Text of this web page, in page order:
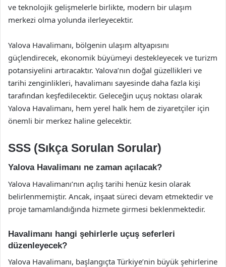
ve teknolojik gelişmelerle birlikte, modern bir ulaşım
merkezi olma yolunda ilerleyecektir.
Yalova Havalimanı, bölgenin ulaşım altyapısını
güçlendirecek, ekonomik büyümeyi destekleyecek ve turizm
potansiyelini artıracaktır. Yalova’nın doğal güzellikleri ve
tarihi zenginlikleri, havalimanı sayesinde daha fazla kişi
tarafından keşfedilecektir. Geleceğin uçuş noktası olarak
Yalova Havalimanı, hem yerel halk hem de ziyaretçiler için
önemli bir merkez haline gelecektir.
SSS (Sıkça Sorulan Sorular)
Yalova Havalimanı ne zaman açılacak?
Yalova Havalimanı’nın açılış tarihi henüz kesin olarak
belirlenmemiştir. Ancak, inşaat süreci devam etmektedir ve
proje tamamlandığında hizmete girmesi beklenmektedir.
Havalimanı hangi şehirlerle uçuş seferleri
düzenleyecek?
Yalova Havalimanı, başlangıçta Türkiye’nin büyük şehirlerine